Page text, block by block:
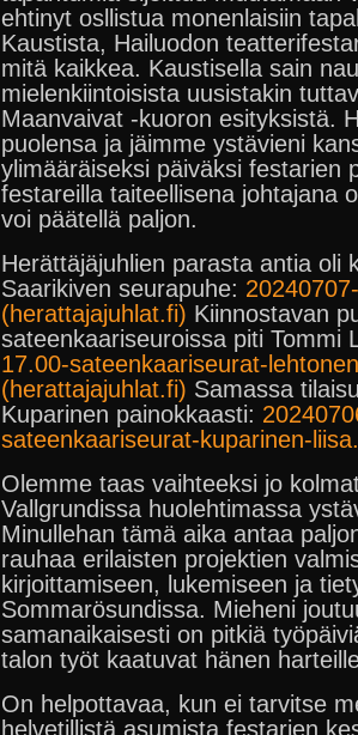
ehtinyt osllistua monenlaisiin
Kaustista, Hailuodon
mitä kaikkea. Kaustisella sain
mielenkiintoisista uusistakin
Maanvaivat -kuoron esityksistä.
puolensa ja jäimme ystävieni
ylimääräiseksi päiväksi festarien
festareilla taiteellisena johtajana
voi päätellä paljon.
Herättäjäjuhlien parasta antia oli
Saarikiven seurapuhe:
(herattajajuhlat.fi) Kiinnostavan
sateenkaariseuroissa piti Tommi
17.00-sateenkaariseurat-
(herattajajuhlat.fi) Samassa
Kuparinen painokkaasti:
sateenkaariseurat-kuparinen-
Olemme taas vaihteeksi jo
Vallgrundissa huolehtimassa
Minullehan tämä aika antaa
rauhaa erilaisten projektien
kirjoittamiseen, lukemiseen ja
Sommarösundissa. Mieheni
samanaikaisesti on pitkiä
talon työt kaatuvat hänen
On helpottavaa, kun ei tarvitse
helvetillistä asumista festarien